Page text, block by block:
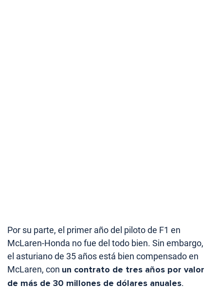
Por su parte, el primer año del piloto de F1 en
McLaren-Honda no fue del todo bien. Sin embargo,
el asturiano de 35 años está bien compensado en
McLaren, con un contrato de tres años por valor
de más de 30 millones de dólares anuales.